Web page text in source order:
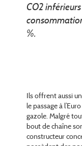
CO2
%.
Ils offrent aussi
le passage à
gazole. Malgré
bout de chaîne
constructeur